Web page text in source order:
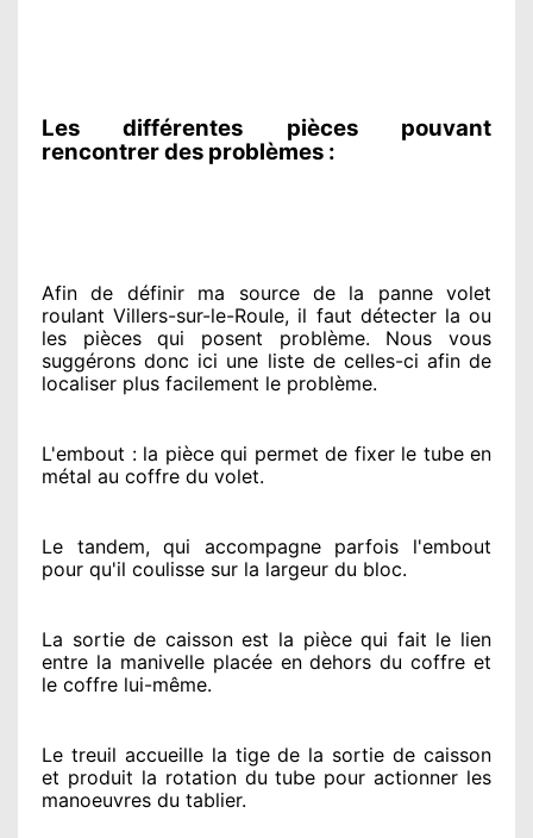
Les différentes pièces pouvant
rencontrer des problèmes :
Afin de définir ma sourcede la panne volet
roulant Villers-sur-le-Roule, il faut détecterla ou
les pièces qui posent problème. Nous vous
suggérons donc ici une liste de celles-ci afin de
localiser plus facilement le problème.
L'embout : la pièce qui permet de fixer le tube en
métal au coffre du volet.
Le tandem, qui accompagne parfois l'embout
pour qu'il coulisse sur la largeur du bloc.
La sortie de caisson est la pièce qui fait le lien
entre la manivelle placéeen dehors du coffre et
le coffre lui-même.
Le treuil accueille la tige de la sortie de caisson
et produit la rotation du tube pour actionner les
manoeuvres du tablier.